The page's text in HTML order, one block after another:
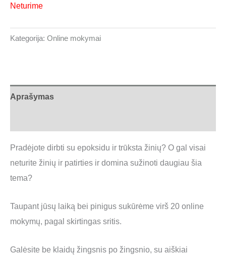
Neturime
Kategorija: Online mokymai
Aprašymas
Pradėjote dirbti su epoksidu ir trūksta žinių? O gal visai
neturite žinių ir patirties ir domina sužinoti daugiau šia
tema?
Taupant jūsų laiką bei pinigus sukūrėme virš 20 online
mokymų, pagal skirtingas sritis.
Galėsite be klaidų žingsnis po žingsnio, su aiškiai